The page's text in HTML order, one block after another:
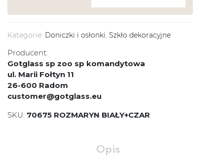
Kategorie: Doniczki i osłonki, Szkło dekoracyjne
Producent:
Gotglass sp zoo sp komandytowa
ul. Marii Fołtyn 11
26-600 Radom
customer@gotglass.eu
SKU: 70675 ROZMARYN BIAŁY+CZAR
Opis